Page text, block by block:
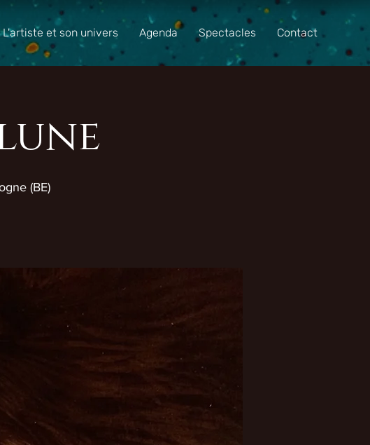
L'artiste et son univers Agenda Spectacles Contact
(BE)